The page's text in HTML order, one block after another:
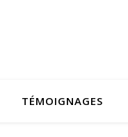
TÉMOIGNAGES